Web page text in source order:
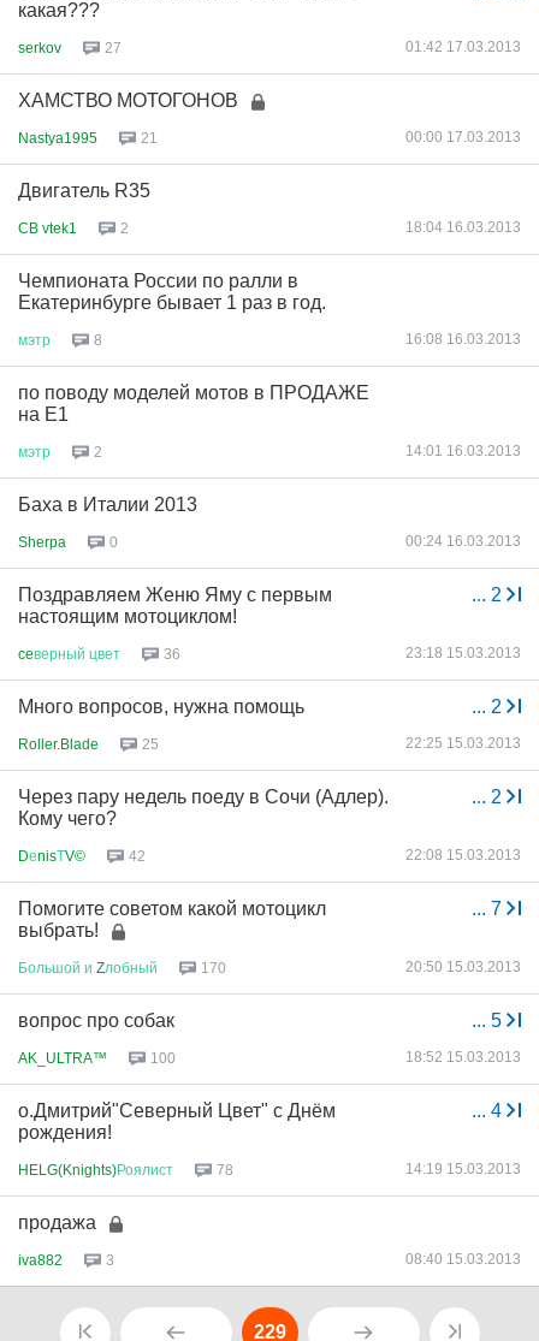
какая???
serkov 27 01:42 17.03.2013
ХАМСТВО МОТОГОНОВ
Nastya1995 21 00:00 17.03.2013
Двигатель R35
CB vtek1 2 18:04 16.03.2013
Чемпионата России по ралли в
Екатеринбурге бывает 1 раз в год.
мэтр 8 16:08 16.03.2013
по поводу моделей мотов в ПРОДАЖЕ
на Е1
мэтр 2 14:01 16.03.2013
Баха в Италии 2013
Sherpa 0 00:24 16.03.2013
... 2
Поздравляем Женю Яму с первым
настоящим мотоциклом!
ceверный цвет 36 23:18 15.03.2013
... 2
Много вопросов, нужна помощь
Roller.Blade 25 22:25 15.03.2013
... 2
Через пару недель поеду в Сочи (Адлер).
Кому чего?
DеnisТV© 42 22:08 15.03.2013
... 7
Помогите советом какой мотоцикл
выбрать!
Большой и Zлобный 170 20:50 15.03.2013
... 5
вопрос про собак
AK_ULTRA™ 100 18:52 15.03.2013
... 4
о.Дмитрий"Северный Цвет" с Днём
рождения!
HELG(Knights)Роялист 78 14:19 15.03.2013
продажа
iva882 3 08:40 15.03.2013
229